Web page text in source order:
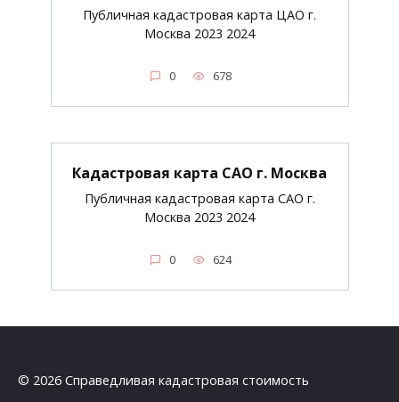
Публичная кадастровая карта ЦАО г.
Москва 2023 2024
0 678
Кадастровая карта САО г. Москва
Публичная кадастровая карта САО г.
Москва 2023 2024
0 624
© 2026 Справедливая кадастровая стоимость